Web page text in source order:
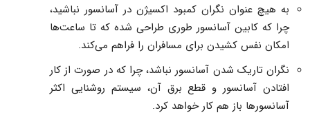
به هیچ عنوان نگران کمبود اکسیژن در آسانسور نباشید،
چرا که کابین آسانسور طوری طراحی شده که تا ساعت‌ها
امکان نفس کشیدن برای مسافران را فراهم می‌کند.
نگران تاریک شدن آسانسور نباشد، چرا که در صورت از کار
افتادن آسانسور و قطع برق آن، سیستم روشنایی اکثر
آسانسورها باز هم کار خواهد کرد.